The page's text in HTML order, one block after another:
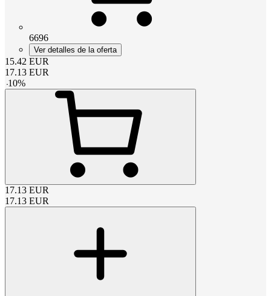
6696
Ver detalles de la oferta
15.42 EUR
17.13 EUR
-10%
17.13 EUR
17.13 EUR